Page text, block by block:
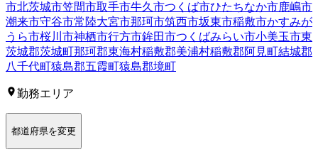
市北茨城市笠間市取手市牛久市つくば市ひたちなか市鹿嶋市
潮来市守谷市常陸大宮市那珂市筑西市坂東市稲敷市かすみが
うら市桜川市神栖市行方市鉾田市つくばみらい市小美玉市東
茨城郡茨城町那珂郡東海村稲敷郡美浦村稲敷郡阿見町結城郡
八千代町猿島郡五霞町猿島郡境町
勤務エリア
都道府県を変更